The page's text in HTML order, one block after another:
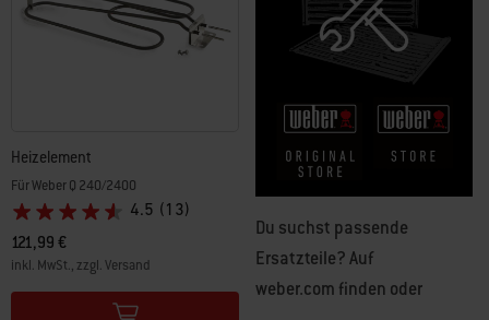
Heizelement
Für Weber Q 240/2400
4.5 (13)
121,99 €
inkl. MwSt., zzgl. Versand
Color Options
Du suchst passende
Ersatzteile? Auf
weber.com finden oder